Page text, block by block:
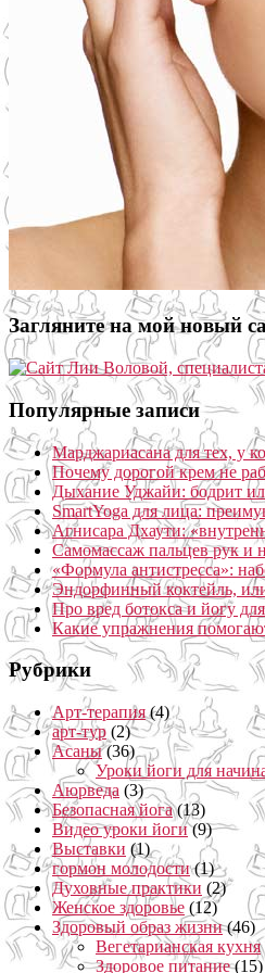
Загляните на мой новый
Популярные записи
Марджариасана для тех, у
Почему дорогой крем не
Дыхание Уджайи: бодрит
SmartYoga для лица:
Агнисара Дхаути:
Самомассаж пальцев рук и
«Формула антистресса»:
Эндорфинный коктейль,
Про вред ботокса и йогу
Какие упражнения
Рубрики
Арт-терапия(4)
арт-тур (2)
Асаны(36)
Уроки йоги для
Аюрведа (3)
Безопасная йога(13)
Видео уроки йоги(9)
Выставки (1)
гормон молодости(1)
Духовные практики (2)
Женское здоровье (12)
Здоровый образ жизни(46)
Вегетарианская кухня
Здоровое питание(15)